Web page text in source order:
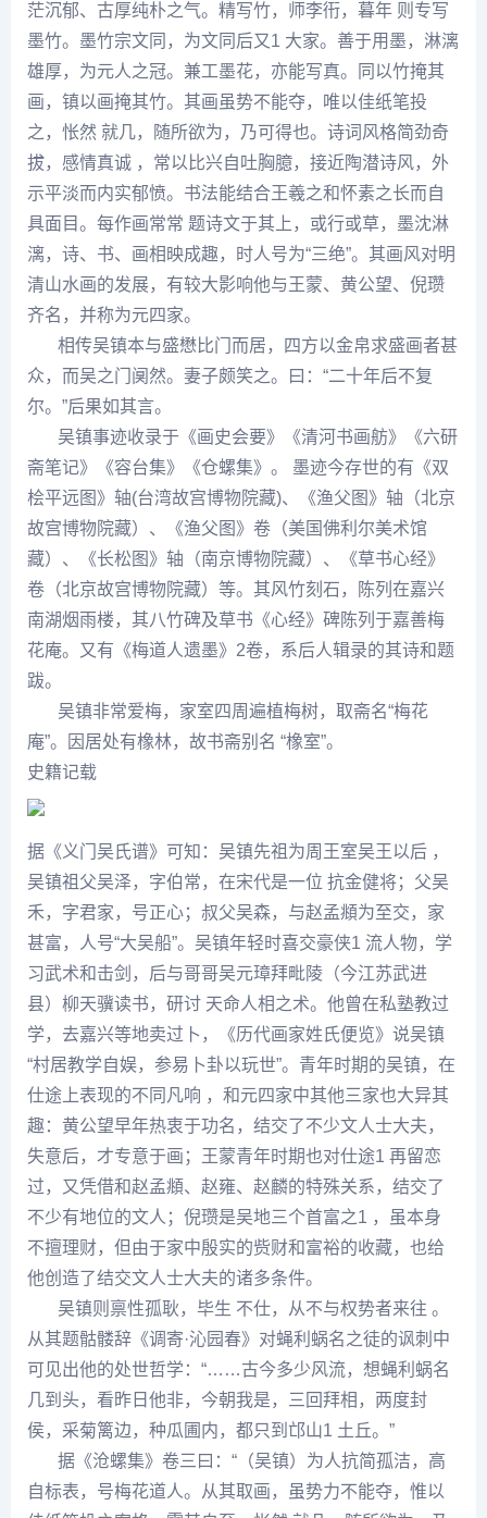
茫沉郁、古厚纯朴之气。精写竹，师李衎，暮年 则专写
墨竹。墨竹宗文同 ，为文同 后又1 大家。善于用墨，淋漓
雄厚，为元人之冠。兼工墨花，亦能写真。同以竹掩其
画，镇以画掩其竹。其画虽势不能夺，唯以佳纸笔投
之，怅然 就几，随所欲为，乃可得也。诗词风格简劲奇
拔，感情真诚 ，常以比兴自吐胸臆，接近陶潜诗风，外
示平淡而内实郁愤。书法能结合王羲之和怀素之长而自
具面目。每作画常常 题诗文于其上，或行或草，墨沈淋
漓，诗、书、画相映成趣，时人号为“三绝”。其画风对明
清山水画的发展，有较大影响他与王蒙、 黄公望、 倪瓒
齐名，并称为元四家。
相传吴镇本与盛懋比门而居，四方以金帛求盛画者甚
众，而吴之门阒然。妻子颇笑之。曰：“二十年后不复
尔。”后果如其言。
吴镇事迹收录于《画史会要》《清河书画舫》《六研
斋笔记》《容台集》《仓螺集》。 墨迹今存世的有《双
桧平远图》轴(台湾故宫博物院藏)、《渔父图》轴（北京
故宫博物院藏）、《渔父图》卷（美国佛利尔美术馆
藏）、《长松图》轴（南京博物院藏）、《草书心经》
卷（北京故宫博物院藏）等。其风竹刻石，陈列在嘉兴
南湖烟雨楼，其八竹碑及草书《心经》碑陈列于嘉善梅
花庵。又有《梅道人遗墨》2卷，系后人辑录的其诗和题
跋。
吴镇非常爱梅，家室四周遍植梅树，取斋名“梅花
庵”。因居处有橡林，故书斋别名 “橡室”。
史籍记载
据《义门吴氏谱》可知： 吴镇先祖为周王室吴王以后 ，
吴镇祖父吴泽，字伯常，在宋代是一位 抗金健将；父吴
禾，字君家，号正心；叔父吴森，与赵孟頫为至交，家
甚富，人号“大吴船”。 吴镇年轻时喜交豪侠1 流人物，学
习武术和击剑，后与哥哥吴元璋拜毗陵（今江苏武进
县）柳天骥读书，研讨 天命人相之术。他曾在私塾教过
学，去嘉兴等地卖过卜，《历代画家姓氏便览》说吴镇
“村居教学自娱，参易卜卦以玩世”。青年时期的吴镇，在
仕途上表现的不同凡响 ，和元四家中其他三家也大异其
趣： 黄公望早年热衷于功名，结交了不少文人士大夫，
失意后，才专意于画；
王蒙青年时期也对仕途1 再留恋
过，又凭借和赵孟頫、 赵雍、 赵麟的特殊关系，结交了
不少有地位的文人； 倪瓒是吴地三个首富之1 ，虽本身
不擅理财，但由于家中殷实的赀财和富裕的收藏，也给
他创造了结交文人士大夫的诸多条件。
吴镇则禀性孤耿，毕生 不仕，从不与权势者来往 。
从其题骷髅辞《调寄·沁园春》对蝇利蜗名之徒的讽刺中
可见出他的处世哲学：“……古今多少风流，想蝇利蜗名
几到头，看昨日他非，今朝我是，三回拜相，两度封
侯，采菊篱边，种瓜圃内，都只到邙山1 土丘。”
据《沧螺集》卷三曰：“（吴镇）为人抗简孤洁，高
自标表，号梅花道人。从其取画，虽势力不能夺，惟以